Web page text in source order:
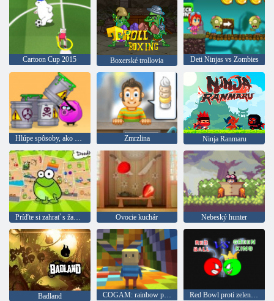
Cartoon Cup 2015 Boxerské trollovia Deti Ninjas vs Zombies
Hlúpe spôsoby, ako zomrieť 2 Zmrzlina Ninja Ranmaru
Príďte si zahrať s žabou Ovocie kuchár Nebeský hunter
Badland COGAM: rainbow parkour Red Bowl proti zelenej kráľa